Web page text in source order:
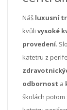
Náš luxusní
kvůli vysoké
provedení.
katetru z
odbornost a
školách potom